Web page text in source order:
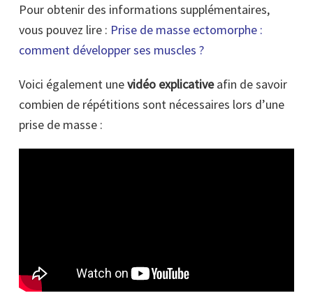
Pour obtenir des informations supplémentaires,
vous pouvez lire : Prise de masse ectomorphe :
comment développer ses muscles ?
Voici également unevidéo explicativeafin de savoir
combien de répétitions sont nécessaires lors d’une
prise de masse :